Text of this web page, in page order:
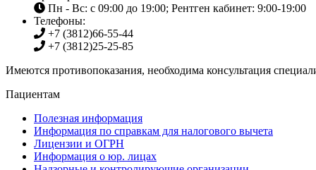
Пн - Вс: с 09:00 до 19:00; Рентген кабинет: 9:00-19:00
Телефоны:
+7 (3812)66-55-44
+7 (3812)25-25-85
Имеются противопоказания, необходима консультация
Пациентам
Полезная информация
Информация по справкам для налогового вычета
Лицензии и ОГРН
Информация о юр. лицах